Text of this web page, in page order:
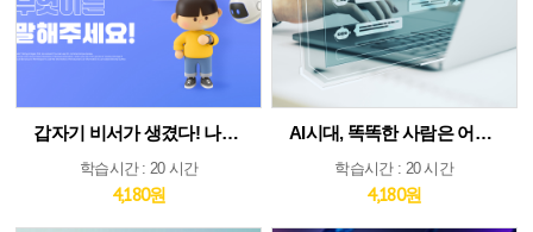
갑자기 비서가 생겼다! 나만의 AI인턴 활용법
학습시간 : 20 시간
4,180원
AI시대, 똑똑한 사람은 어떻게 생각하고 질문하는가
학습시간 : 20 시간
4,180원